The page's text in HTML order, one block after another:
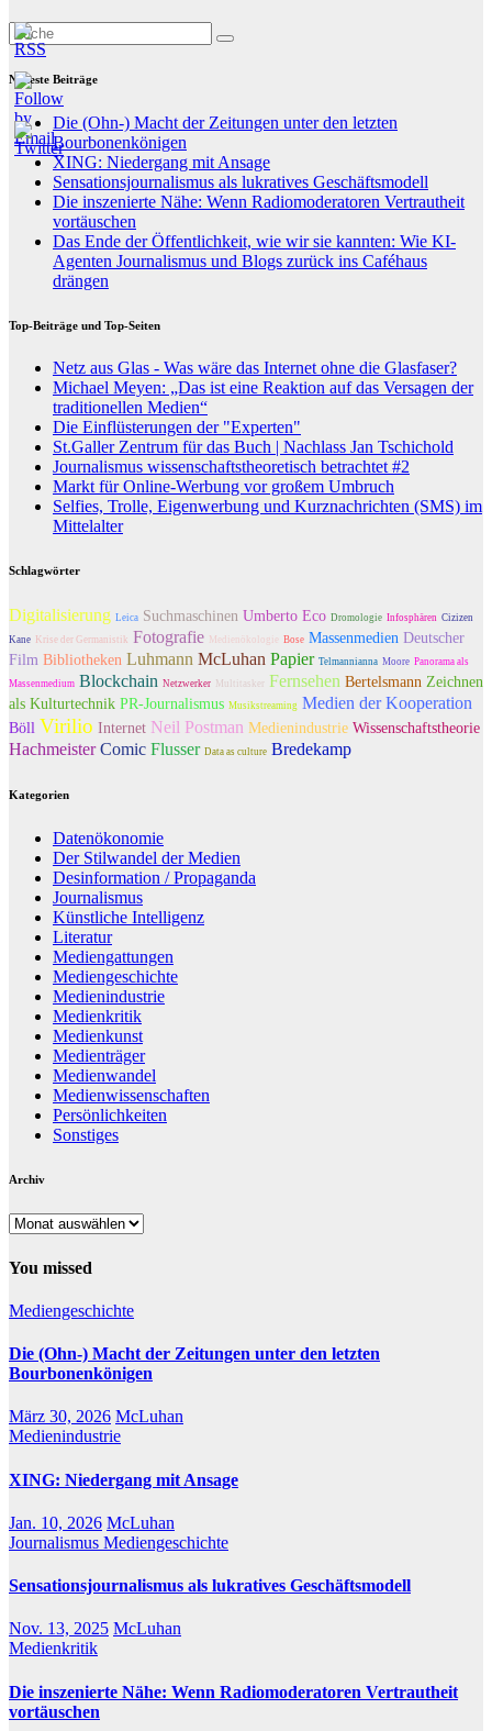
Neueste Beiträge
Die (Ohn-) Macht der Zeitungen unter den letzten
Bourbonenkönigen
XING: Niedergang mit Ansage
Sensationsjournalismus als lukratives Geschäftsmodell
Die inszenierte Nähe: Wenn Radiomoderatoren Vertrautheit
vortäuschen
Das Ende der Öffentlichkeit, wie wir sie kannten: Wie KI-
Agenten Journalismus und Blogs zurück ins Caféhaus
drängen
Top-Beiträge und Top-Seiten
Netz aus Glas - Was wäre das Internet ohne die Glasfaser?
Michael Meyen: „Das ist eine Reaktion auf das Versagen der
traditionellen Medien“
Die Einflüsterungen der "Experten"
St.Galler Zentrum für das Buch | Nachlass Jan Tschichold
Journalismus wissenschaftstheoretisch betrachtet #2
Markt für Online-Werbung vor großem Umbruch
Selfies, Trolle, Eigenwerbung und Kurznachrichten (SMS) im
Mittelalter
Schlagwörter
Digitalisierung Leica Suchmaschinen Umberto Eco Dromologie Infosphären Cizizen
Kane Krise der Germanistik Fotografie Medienökologie Bose Massenmedien Deutscher
Film Bibliotheken Luhmann McLuhan Papier Telmannianna Moore Panorama als
Massenmedium Blockchain Netzwerker Multitasker Fernsehen Bertelsmann Zeichnen
als Kulturtechnik PR-Journalismus Musikstreaming Medien der Kooperation
Böll Virilio Internet Neil Postman Medienindustrie Wissenschaftstheorie
Hachmeister Comic Flusser Data as culture Bredekamp
Kategorien
Datenökonomie
Der Stilwandel der Medien
Desinformation / Propaganda
Journalismus
Künstliche Intelligenz
Literatur
Mediengattungen
Mediengeschichte
Medienindustrie
Medienkritik
Medienkunst
Medienträger
Medienwandel
Medienwissenschaften
Persönlichkeiten
Sonstiges
Archiv
Archiv
You missed
Mediengeschichte
Die (Ohn-) Macht der Zeitungen unter den letzten
Bourbonenkönigen
März 30, 2026 McLuhan
Medienindustrie
XING: Niedergang mit Ansage
Jan. 10, 2026 McLuhan
Journalismus Mediengeschichte
Sensationsjournalismus als lukratives Geschäftsmodell
Nov. 13, 2025 McLuhan
Medienkritik
Die inszenierte Nähe: Wenn Radiomoderatoren Vertrautheit
vortäuschen